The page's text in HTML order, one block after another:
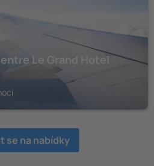
Le Grand Hotel
se na nabídky